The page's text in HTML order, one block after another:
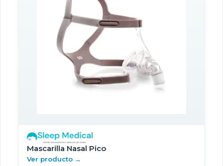
Mascarilla Nasal Pico
Ver producto →